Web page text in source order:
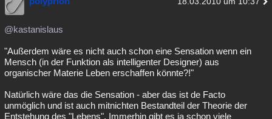
@kastanislaus
"Außerdem wäre es nicht auch schon eine Sensation wenn ein
Mensch (in der Funktion als intelligenter Designer) aus
organischer Materie Leben erschaffen könnte?!"
Natürlich wäre das die Sensation - aber das ist de Facto
unmöglich und ist auch mitnichten Bestandteil der Theorie der
Entstehung des "Lebens". Immerhin gibt es ja schon viele